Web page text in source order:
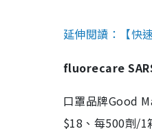
延伸閱讀：【快
fluorecare
口罩品牌Good
$18、每500劑/1